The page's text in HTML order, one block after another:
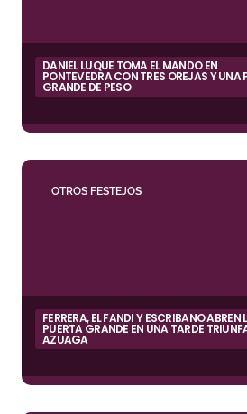
DANIEL LUQUE TOMA EL MANDO EN
PONTEVEDRA CON TRES OREJAS Y UNA
GRANDE DE PESO
OTROS FESTEJOS
FERRERA, EL FANDI Y ESCRIBANO ABREN
PUERTA GRANDE EN UNA TARDE
AZUAGA